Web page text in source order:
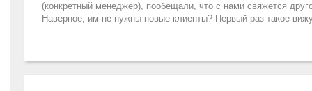
(конкретный менеджер), пообещали, что с нами свяжется
Наверное, им не нужны новые клиенты? Первый раз такое